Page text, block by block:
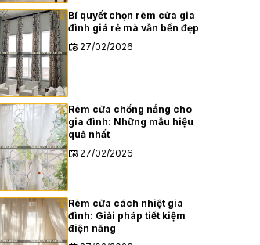
Bí quyết chọn rèm cửa gia
đình giá rẻ mà vẫn bền đẹp
27/02/2026
Rèm cửa chống nắng cho
gia đình: Những mẫu hiệu
quả nhất
27/02/2026
Rèm cửa cách nhiệt gia
đình: Giải pháp tiết kiệm
điện năng